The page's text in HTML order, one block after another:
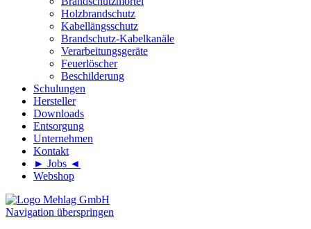
Holzbrandschutz
Kabellängsschutz
Brandschutz-Kabelkanäle
Verarbeitungsgeräte
Feuerlöscher
Beschilderung
Schulungen
Hersteller
Downloads
Entsorgung
Unternehmen
Kontakt
► Jobs ◄
Webshop
Navigation überspringen